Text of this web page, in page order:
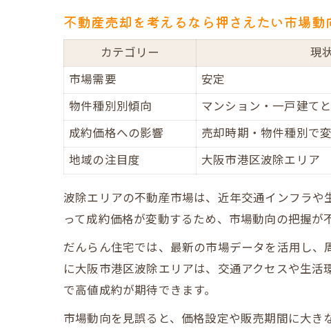
不動産売却を考えるなら押さえたい市場動
カテゴリー 現
市場需要
安定
物件種別別傾向
マンション・一戸建て
成約価格への影響
売却時期・物件種別で
地域の注目度
大阪市港区波除エリア
波除エリアの不動産市場は、近年交通インフラ
って成約価格が変動するため、市場動向の把握が
だんらん住宅では、最新の市場データを活用し
に大阪市港区波除エリアは、交通アクセスや生
で高値成約が期待できます。
市場動向を見誤ると、価格設定や販売期間に大